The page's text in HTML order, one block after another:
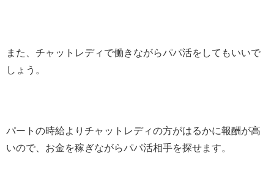
また、 チャットレディで働きながらパパ活をしてもいいで
しょう。
パートの時給よりチャットレディの方がはるかに報酬が高
いので、お金を稼ぎながらパパ活相手を探せます。